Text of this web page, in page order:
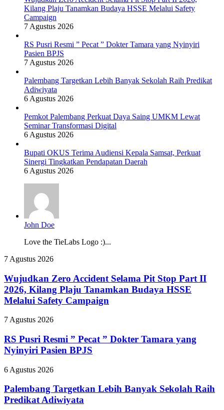
Kilang Plaju Tanamkan Budaya HSSE Melalui Safety
Campaign
7 Agustus 2026
RS Pusri Resmi ” Pecat ” Dokter Tamara yang Nyinyiri
Pasien BPJS
7 Agustus 2026
Palembang Targetkan Lebih Banyak Sekolah Raih Predikat
Adiwiyata
6 Agustus 2026
Pemkot Palembang Perkuat Daya Saing UMKM Lewat
Seminar Transformasi Digital
6 Agustus 2026
Bupati OKUS Terima Audiensi Kepala Samsat, Perkuat
Sinergi Tingkatkan Pendapatan Daerah
6 Agustus 2026
John Doe
Love the TieLabs Logo :)...
Wujudkan
Accident
Selama
Pit
Stop
II
Kilang
Plaju
Tanamkan
Budaya
HSSE
Melalui
Safety
Campaign
7 Agustus 2026
Wujudkan Zero Accident Selama Pit Stop Part II
2026, Kilang Plaju Tanamkan Budaya HSSE
Melalui Safety Campaign
RS
Resmi
”
Pecat
Dokter
yang
Nyinyiri
7 Agustus 2026
RS Pusri Resmi ” Pecat ” Dokter Tamara yang
Nyinyiri Pasien BPJS
Palembang
Lebih
Banyak
Sekolah
6 Agustus 2026
Palembang Targetkan Lebih Banyak Sekolah Raih
Predikat Adiwiyata